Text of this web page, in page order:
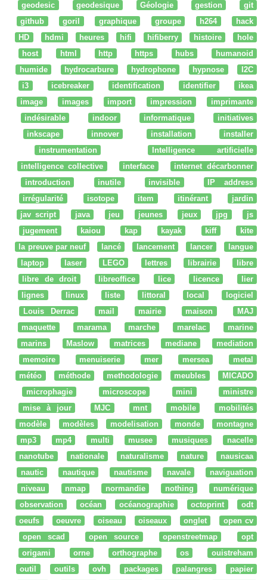
geodesic geodesique Géologie gestion
git
github
goril graphique groupe h264
hack
HD
hdmi heures hifi hifiberry histoire
hole
host
html http https hubs
humanoid
humide
hydrocarbure hydrophone hypnose
I2C
i3
icebreaker identification identifier
ikea
image
images import impression
imprimante
indésirable
indoor informatique
initiatives
inkscape
innover installation
installer
instrumentation
Intelligence artificielle
intelligence collective
interface
internet décarbonner
introduction
inutile invisible
IP address
irrégularité
isotope item itinérant
jardin
jav script
java jeu jeunes jeux jpg
js
jugement
kaiou kap kayak kiff
kite
la preuve par neuf
lancé lancement lancer
langue
laptop
laser LEGO lettres librairie
libre
libre de droit
libreoffice lice licence
lier
lignes
linux liste littoral local
logiciel
Louis Derrac
mail mairie maison
MAJ
maquette
marama marche marelac
marine
marins
Maslow matrices mediane
mediation
memoire
menuiserie mer mersea
metal
météo
méthode methodologie meubles
MICADO
microphagie
microscope mini
ministre
mise à jour
MJC mnt mobile
mobilités
modèle
modèles modelisation monde
montagne
mp3
mp4 multi musee musiques
nacelle
nanotube
nationale naturalisme nature
nausicaa
nautic
nautique nautisme navale
naviguation
niveau
nmap normandie nothing
numérique
observation
océan océanographie octoprint
odt
oeufs
oeuvre oiseau oiseaux onglet
open cv
open scad
open source openstreetmap
opt
origami
orne orthographe os
ouistreham
outil
outils ovh packages palangres
papier